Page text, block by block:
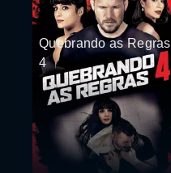
Quebrando as Regras
4